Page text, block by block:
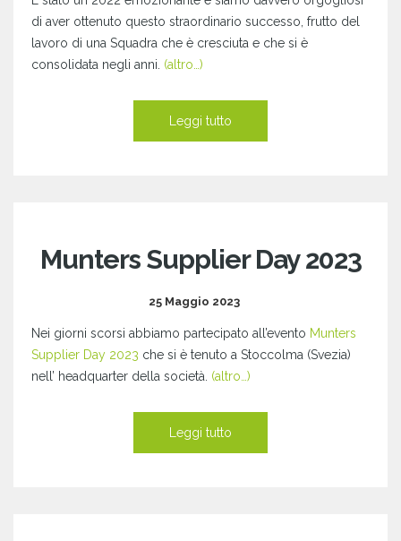
di aver ottenuto questo straordinario successo, frutto del
lavoro di una Squadra che è cresciuta e che si è
consolidata negli anni. (altro…)
Leggi tutto
Munters Supplier Day 2023
25 Maggio 2023
Nei giorni scorsi abbiamo partecipato all’evento Munters
Supplier Day 2023 che si è tenuto a Stoccolma (Svezia)
nell’ headquarter della società. (altro…)
Leggi tutto